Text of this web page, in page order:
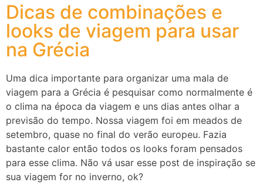
Dicas de combinações e
looks de viagem para usar
na Grécia
Uma dica importante para organizar uma mala de
viagem para a Grécia é pesquisar como normalmente é
o clima na época da viagem e uns dias antes olhar a
previsão do tempo. Nossa viagem foi em meados de
setembro, quase no final do verão europeu. Fazia
bastante calor então todos os looks foram pensados
para esse clima. Não vá usar esse post de inspiração se
sua viagem for no inverno, ok?